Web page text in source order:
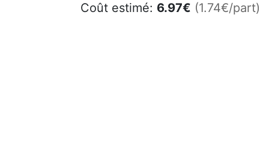
Coût estimé: 6.97€ (1.74€/part)